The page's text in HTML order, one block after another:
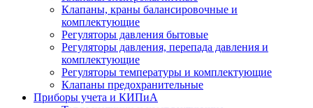
Клапаны, краны балансировочные и
комплектующие
Регуляторы давления бытовые
Регуляторы давления, перепада давления и
комплектующие
Регуляторы температуры и комплектующие
Клапаны предохранительные
Приборы учета и КИПиА